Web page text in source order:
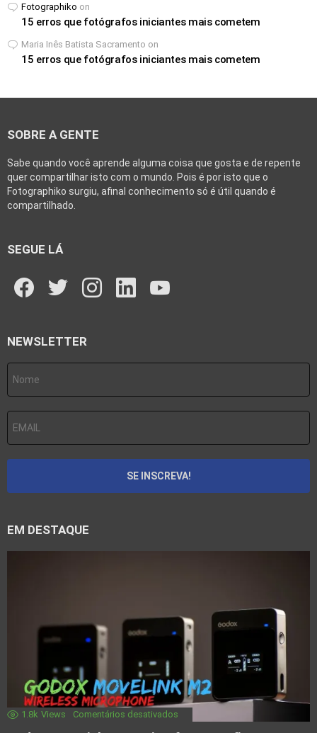
Fotographiko on
15 erros que fotógrafos iniciantes mais cometem
Maria Inês Batista Sacramento on
15 erros que fotógrafos iniciantes mais cometem
SOBRE A GENTE
Sabe quando você aprende alguma coisa que gosta e de repente
quer compartilhar isto com o mundo. Pois é por isto que o
Fotographiko surgiu, afinal conhecimento só é útil quando é
compartilhado.
SEGUE LÁ
NEWSLETTER
EM DESTAQUE
1.8k Views Comentários desativados